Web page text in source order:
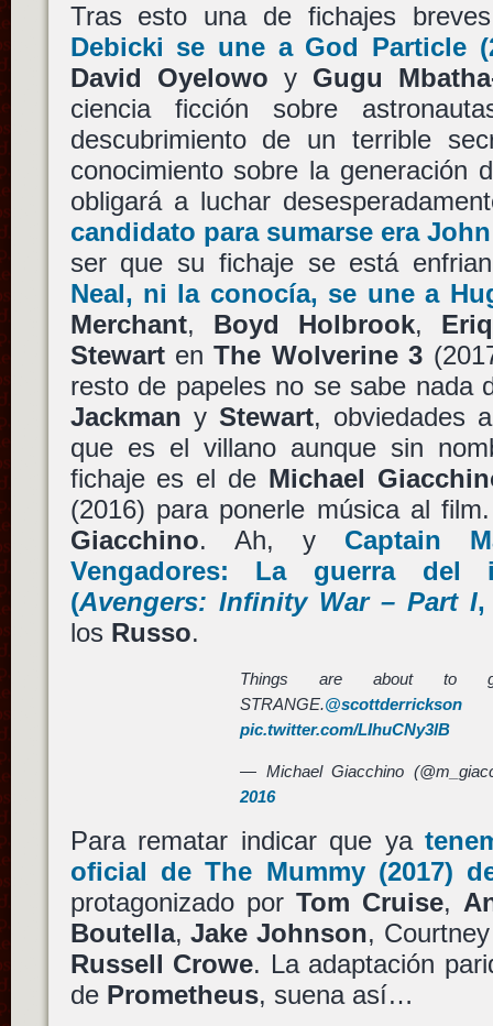
Tras esto una de fichajes
Debicki se une a God Particle
David Oyelowo y Gugu
ciencia ficción sobre
descubrimiento de un terrible
conocimiento sobre la generación
obligará a luchar
candidato para sumarse era
ser que su fichaje se está
Neal, ni la conocía, se une a
Merchant, Boyd Holbrook,
StewartenThe Wolverine 3
resto de papeles no se sabe nada
Jackman y Stewart, obviedades
que es el villano aunque sin
fichaje es el de Michael
(2016) para ponerle música al
Giacchino. Ah, y Captain
Vengadores: La guerra
(Avengers: Infinity War – Part I,
los Russo.
Things are about to
STRANGE.@scottderrickson
pic.twitter.com/LIhuCNy3lB
— Michael Giacchino
2016
Para rematar indicar que ya
oficial deThe Mummy(2017)
protagonizado por Tom Cruise,
Boutella,Jake Johnson, Courtney
Russell Crowe. La adaptación
de Prometheus, suena así…